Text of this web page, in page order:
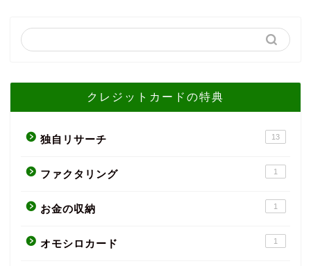
クレジットカードの特典
独自リサーチ 13
ファクタリング 1
お金の収納 1
オモシロカード 1